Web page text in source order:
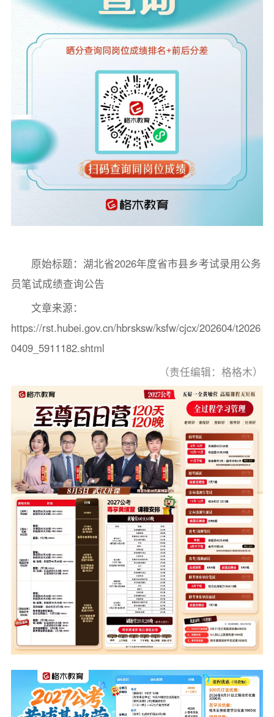
原始标题：湖北省2026年度省市县乡考试录用公务
员笔试成绩查询公告
文章来源：
https://rst.hubei.gov.cn/hbrsksw/ksfw/cjcx/202604/t2026
0409_5911182.shtml
（责任编辑：格格木）